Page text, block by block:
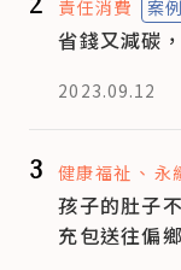
責任消費 案例
省錢又減碳
2023.09.12
3 健康福祉 永
孩子的肚子
充包送往偏